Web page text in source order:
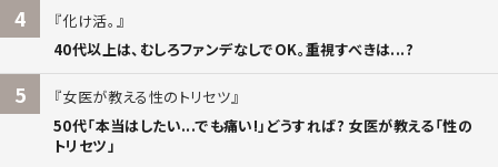
4
化け活。
40代以上は、むしろファンデなしでOK。重視すべきは...?
5
女医が教える性のトリセツ
50代「本当はしたい...でも痛い!」どうすれば? 女医が教える「性の
トリセツ」